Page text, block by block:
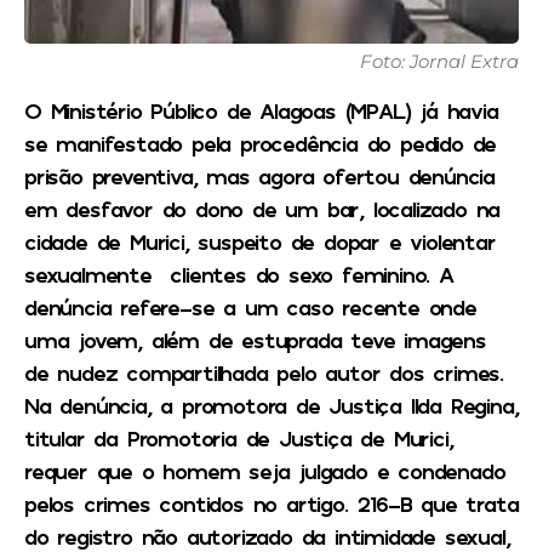
Foto: Jornal Extra
O Ministério Público de Alagoas (MPAL) já havia
se manifestado pela procedência do pedido de
prisão preventiva, mas agora ofertou denúncia
em desfavor do dono de um bar, localizado na
cidade de Murici, suspeito de dopar e violentar
sexualmente clientes do sexo feminino. A
denúncia refere-se a um caso recente onde
uma jovem, além de estuprada teve imagens
de nudez compartilhada pelo autor dos crimes.
Na denúncia, a promotora de Justiça Ilda Regina,
titular da Promotoria de Justiça de Murici,
requer que o homem seja julgado e condenado
pelos crimes contidos no artigo. 216-B que trata
do registro não autorizado da intimidade sexual,